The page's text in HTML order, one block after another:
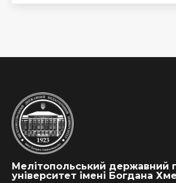
Мелітопольський державний
університет імені Богдана